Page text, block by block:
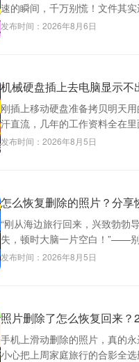
速的瞬间，千万别慌！文件其实
发布时间：2026年8月6日
机械硬盘插上去电脑显示不
刚插上移动硬盘准备拷贝明天
汗直流，几年的工作资料全在里
发布时间：2026年8月5日
怎么恢复删除的照片？分享
“刚从海边旅行回来，兴致勃勃
失，顿时大脑一片空白！”——别
发布时间：2026年8月5日
照片删除了怎么恢复回来？
手机上滑动删除的照片，真的
小心把上周家庭旅行的合影全选